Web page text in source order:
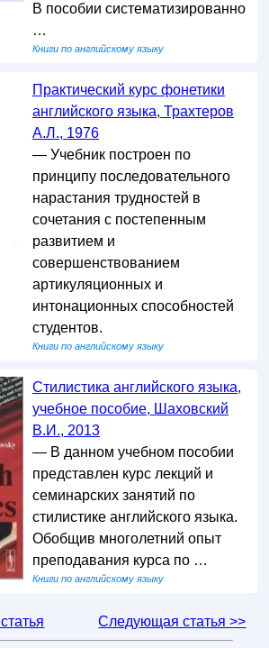
В пособии систематизированно
…
Книги по английскому языку
Практический курс фонетики
английского языка, Трахтеров
А.Л., 1976
— Учебник построен по
принципу последовательного
нарастания трудностей в
сочетания с постепенным
развитием и
совершенствованием
артикуляционных и
интонационных способностей
студентов.
Книги по английскому языку
Стилистика английского языка,
учебное пособие, Шаховский
В.И., 2013
— В данном учебном пособии
представлен курс лекций и
семинарских занятий по
стилистике английского языка.
Обобщив многолетний опыт
преподавания курса по …
Книги по английскому языку
Следующая статья >>